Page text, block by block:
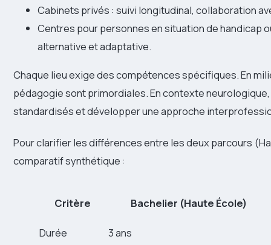
Cabinets privés : suivi longitudinal, collaboration
Centres pour personnes en situation de handicap
alternative et adaptative.
Chaque lieu exige des compétences spécifiques. En
pédagogie sont primordiales. En contexte
standardisés et développer une approche
Pour clarifier les différences entre les deux parcours
comparatif synthétique :
Critère Bachelier (Haute École)
Durée
3 ans